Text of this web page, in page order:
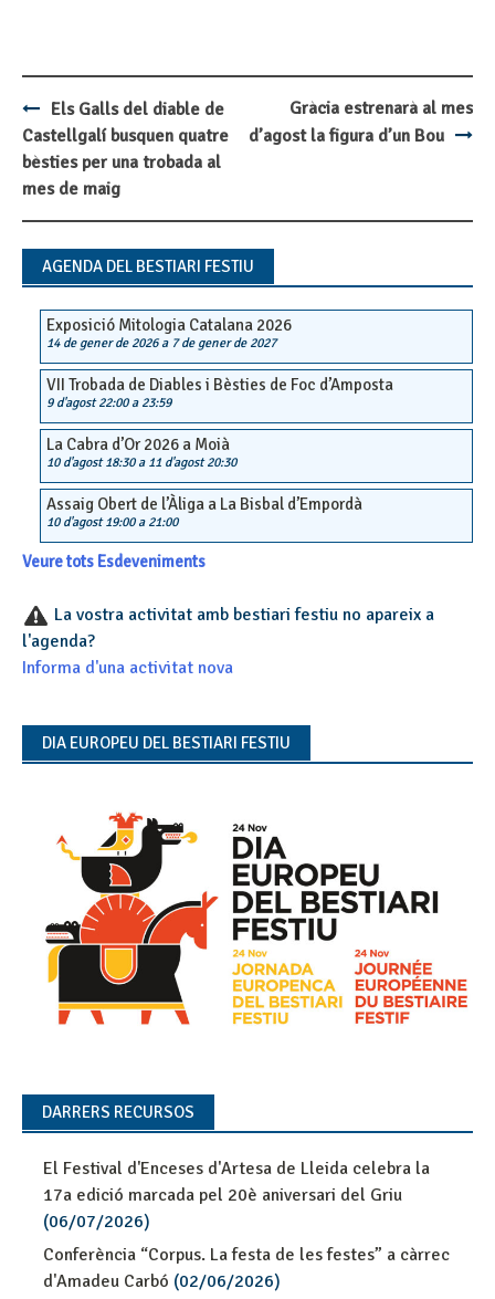
Post
navigation
Els Galls del diable de
Castellgalí busquen quatre
bèsties per una trobada al
mes de maig
Gràcia estrenarà al mes
d’agost la figura d’un Bou
AGENDA DEL BESTIARI FESTIU
Exposició Mitologia Catalana 2026
14 de gener de 2026a 7 de gener de 2027
VII Trobada de Diables i Bèsties de Foc d’Amposta
9 d'agost 22:00a 23:59
La Cabra d’Or 2026 a Moià
10 d'agost 18:30a 11 d'agost 20:30
Assaig Obert de l’Àliga a La Bisbal d’Empordà
10 d'agost 19:00a 21:00
Veure tots Esdeveniments
La vostra activitat amb bestiari festiu no apareix a
l'agenda?
Informa d'una activitat nova
DIA EUROPEU DEL BESTIARI FESTIU
DARRERS RECURSOS
El Festival d'Enceses d'Artesa de Lleida celebra la
17a edició marcada pel 20è aniversari del Griu
(06/07/2026)
Conferència “Corpus. La festa de les festes” a càrrec
d'Amadeu Carbó (02/06/2026)